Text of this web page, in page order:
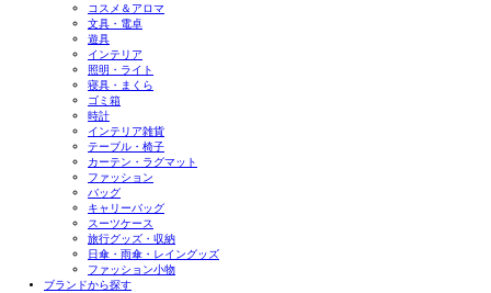
コスメ＆アロマ
文具・電卓
遊具
インテリア
照明・ライト
寝具・まくら
ゴミ箱
時計
インテリア雑貨
テーブル・椅子
カーテン・ラグマット
ファッション
バッグ
キャリーバッグ
スーツケース
旅行グッズ・収納
日傘・雨傘・レイングッズ
ファッション小物
ブランドから探す